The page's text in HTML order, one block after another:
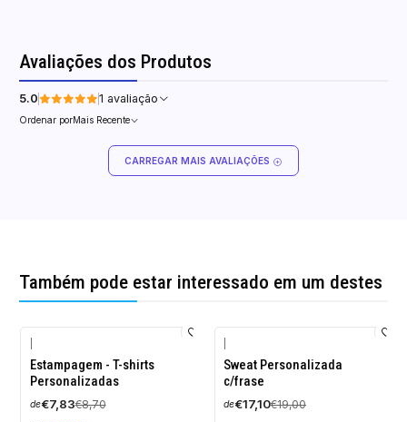
Avaliações dos Produtos
5.0 1 avaliação
Ordenar porMais Recente
CARREGAR MAIS AVALIAÇÕES
Também pode estar interessado em um destes
-10%
DESCONTO
Estampagem - T-shirts
Personalizadas
de€7,83€8,70
-10%
DESCONTO
Sweat Personalizada
c/frase
de€17,10€19,00